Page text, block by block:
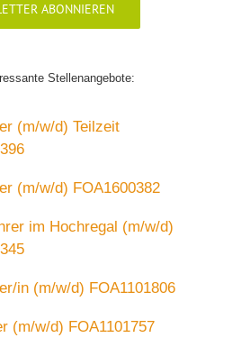
ABONNIEREN
Stellenangebote:
(m/w/d) Teilzeit
(m/w/d) FOA1600382
im Hochregal (m/w/d)
in (m/w/d) FOA1101806
(m/w/d) FOA1101757